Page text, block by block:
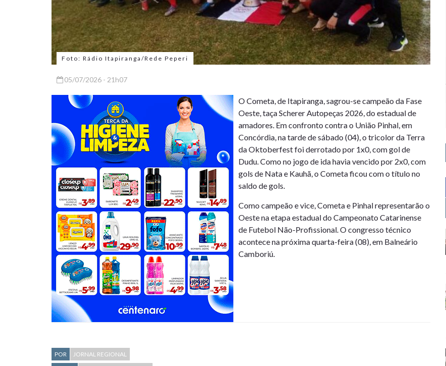
Foto: Rádio Itapiranga/Rede Peperi
05/07/2026 - 21h07
O Cometa, de Itapiranga, sagrou-se campeão da Fase
Oeste, taça Scherer Autopeças 2026, do estadual de
amadores. Em confronto contra o União Pinhal, em
Concórdia, na tarde de sábado (04), o tricolor da Terra
da Oktoberfest foi derrotado por 1x0, com gol de
Dudu. Como no jogo de ida havia vencido por 2x0, com
gols de Nata e Kauhã, o Cometa ficou com o título no
saldo de gols.
Como campeão e vice, Cometa e Pinhal representarão o
Oeste na etapa estadual do Campeonato Catarinense
de Futebol Não-Profissional. O congresso técnico
acontece na próxima quarta-feira (08), em Balneário
Camboriú.
POR
JORNAL REGIONAL